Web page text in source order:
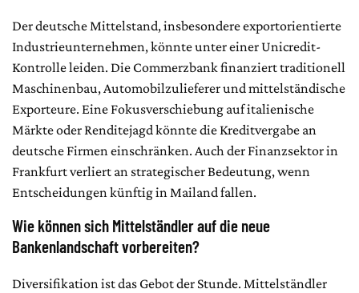
Der deutsche Mittelstand, insbesondere exportorientierte
Industrieunternehmen, könnte unter einer Unicredit-
Kontrolle leiden. Die Commerzbank finanziert traditionell
Maschinenbau, Automobilzulieferer und mittelständische
Exporteure. Eine Fokusverschiebung auf italienische
Märkte oder Renditejagd könnte die Kreditvergabe an
deutsche Firmen einschränken. Auch der Finanzsektor in
Frankfurt verliert an strategischer Bedeutung, wenn
Entscheidungen künftig in Mailand fallen.
Wie können sich Mittelständler auf die neue
Bankenlandschaft vorbereiten?
Diversifikation ist das Gebot der Stunde. Mittelständler